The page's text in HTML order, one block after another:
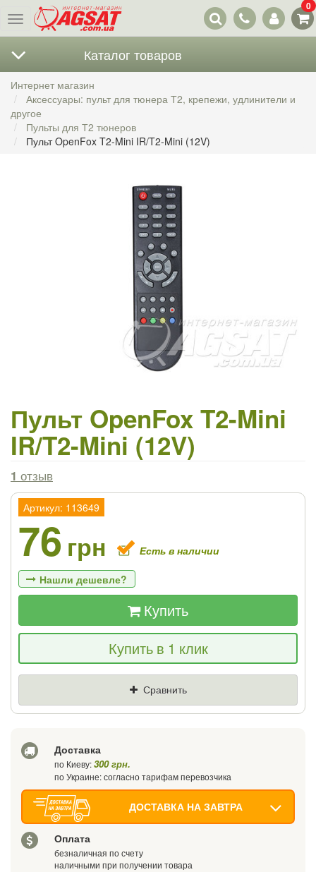
Меню
Наши
контакты
0
Каталог товаров
Интернет магазин
Аксессуары: пульт для тюнера Т2, крепежи, удлинители и
другое
Пульты для Т2 тюнеров
Пульт OpenFox T2-Mini IR/T2-Mini (12V)
Пульт OpenFox T2-Mini
IR/T2-Mini (12V)
1 отзыв
Артикул: 113649
76 грн Есть в наличии
Нашли дешевле?
Если Вы найдете товар дешевле - мы
снизим цену и подарим % от разницы
Купить
Купить в 1 клик
Сравнить
Доставка
по Киеву:300 грн.
по Украине: согласно тарифам перевозчика
ДОСТАВКА НА ЗАВТРА
Оплата
безналичная по счету
наличными при получении товара